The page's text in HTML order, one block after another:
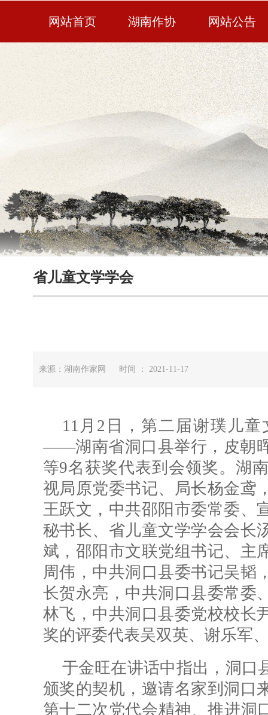
网站首页 湖南作协 网站公告
省儿童文学学会
来源：湖南作家网 时间 ： 2021-11-17
11月2日，第二届谢璞儿
——湖南省洞口县举行，皮朝
等9名获奖代表到会领奖。湖
视局原党委书记、局长杨金鸢
王跃文，中共邵阳市委常委、
秘书长、省儿童文学学会会长
斌，邵阳市文联党组书记、主
周伟，中共洞口县委书记吴韬
长贺永亮，中共洞口县委常委
林飞，中共洞口县委党校校长
奖的评委代表吴双英、谢乐军
于金旺在讲话中指出，洞口
颁奖的契机，邀请名家到洞口
第十二次党代会精神、推进洞